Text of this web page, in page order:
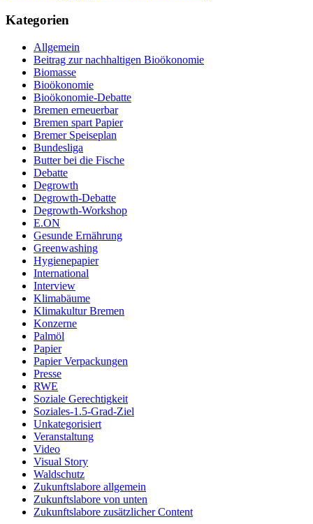
Kategorien
Allgemein
Beitrag zur nachhaltigen Bioökonomie
Biomasse
Bioökonomie
Bioökonomie-Debatte
Bremen erneuerbar
Bremen spart Papier
Bremer Speiseplan
Bundesliga
Butter bei die Fische
Debatte
Degrowth
Degrowth-Debatte
Degrowth-Workshop
E.ON
Gesunde Ernährung
Greenwashing
Hygienepapier
International
Interview
Klimabäume
Klimakultur Bremen
Konzerne
Palmöl
Papier
Papier Verpackungen
Presse
RWE
Soziale Gerechtigkeit
Soziales-1.5-Grad-Ziel
Unkategorisiert
Veranstaltung
Video
Visual Story
Waldschutz
Zukunftslabore allgemein
Zukunftslabore von unten
Zukunftslabore zusätzlicher Content